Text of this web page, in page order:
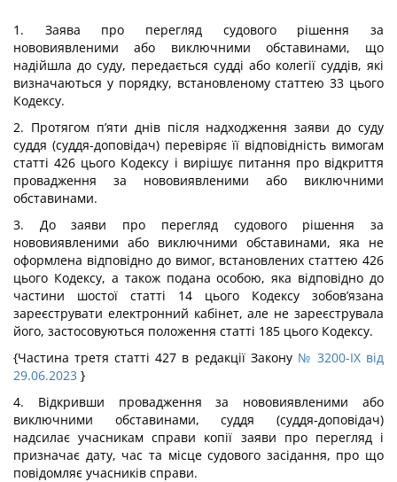
1. Заява про перегляд судового рішення за
нововиявленими або виключними обставинами, що
надійшла до суду, передається судді або колегії суддів, які
визначаються у порядку, встановленому статтею 33 цього
Кодексу.
2. Протягом п’яти днів після надходження заяви до суду
суддя (суддя-доповідач) перевіряє її відповідність вимогам
статті 426 цього Кодексу і вирішує питання про відкриття
провадження за нововиявленими або виключними
обставинами.
3. До заяви про перегляд судового рішення за
нововиявленими або виключними обставинами, яка не
оформлена відповідно до вимог, встановлених статтею 426
цього Кодексу, а також подана особою, яка відповідно до
частини шостої статті 14 цього Кодексу зобов’язана
зареєструвати електронний кабінет, але не зареєструвала
його, застосовуються положення статті 185 цього Кодексу.
{Частина третя статті 427 в редакції Закону № 3200-IX від
29.06.2023 }
4. Відкривши провадження за нововиявленими або
виключними обставинами, суддя (суддя-доповідач)
надсилає учасникам справи копії заяви про перегляд і
призначає дату, час та місце судового засідання, про що
повідомляє учасників справи.